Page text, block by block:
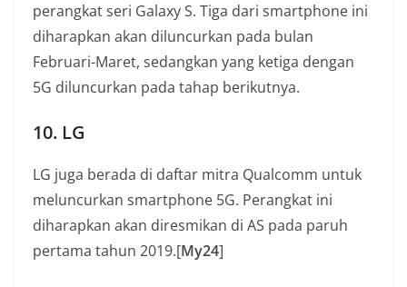
perangkat seri Galaxy S. Tiga dari smartphone ini
diharapkan akan diluncurkan pada bulan
Februari-Maret, sedangkan yang ketiga dengan
5G diluncurkan pada tahap berikutnya.
10. LG
LG juga berada di daftar mitra Qualcomm untuk
meluncurkan smartphone 5G. Perangkat ini
diharapkan akan diresmikan di AS pada paruh
pertama tahun 2019.[My24]